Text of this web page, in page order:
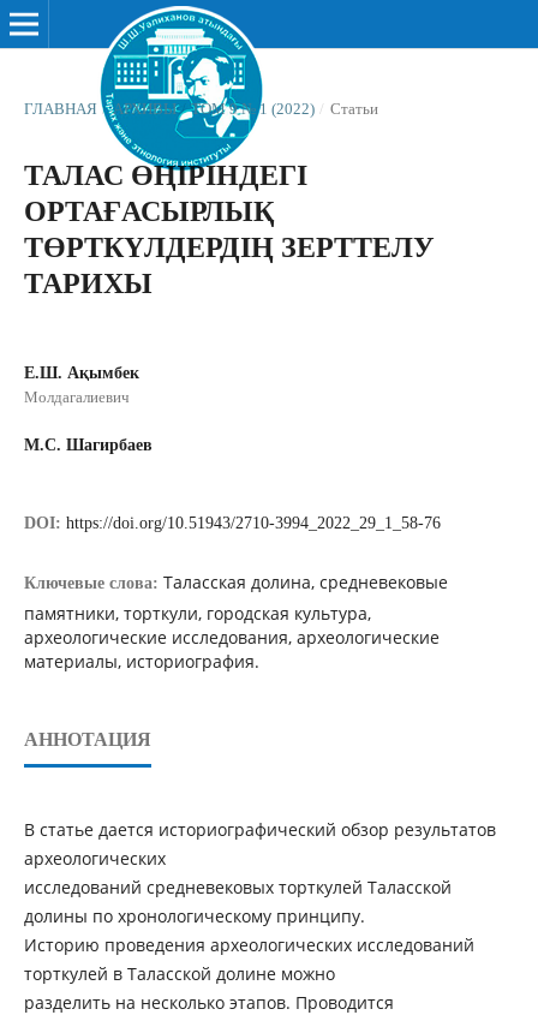
ГЛАВНАЯ / АРХИВЫ / ТОМ 9 № 1 (2022) / Статьи
ТАЛАС ӨҢІРІНДЕГІ
ОРТАҒАСЫРЛЫҚ
ТӨРТКҮЛДЕРДІҢ ЗЕРТТЕЛУ
ТАРИХЫ
Е.Ш. Ақымбек
Молдагалиевич
М.С. Шагирбаев
DOI: https://doi.org/10.51943/2710-3994_2022_29_1_58-76
Ключевые слова: Таласская долина, средневековые
памятники, торткули, городская культура,
археологические исследования, археологические
материалы, историография.
АННОТАЦИЯ
В статье дается историографический обзор результатов
археологических
исследований средневековых торткулей Таласской
долины по хронологическому принципу.
Историю проведения археологических исследований
торткулей в Таласской долине можно
разделить на несколько этапов. Проводится